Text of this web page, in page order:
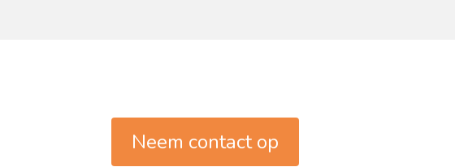
Neem contact op